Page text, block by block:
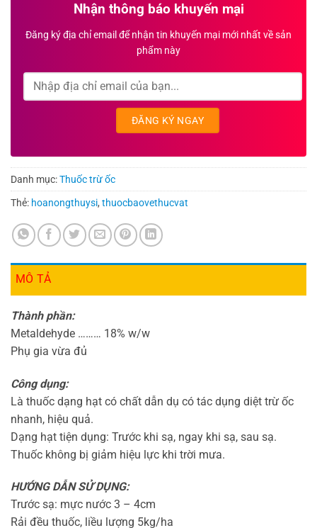
Nhận thông báo khuyến mại
Đăng ký địa chỉ email để nhận tin khuyến mại mới nhất về sản
phẩm này
Danh mục:Thuốc trừ ốc
Thẻ: hoanongthuysi, thuocbaovethucvat
MÔ TẢ
Thành phần:
Metaldehyde ……… 18% w/w
Phụ gia vừa đủ
Công dụng:
Là thuốc dạng hạt có chất dẫn dụ có tác dụng diệt trừ ốc
nhanh, hiệu quả.
Dạng hạt tiện dụng: Trước khi sạ, ngay khi sạ, sau sạ.
Thuốc không bị giảm hiệu lực khi trời mưa.
HƯỚNG DẪN SỬ DỤNG:
Trước sạ: mực nước 3 – 4cm
Rải đều thuốc, liều lượng 5kg/ha